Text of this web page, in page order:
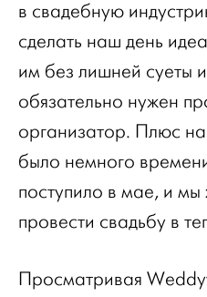
в свадебную
сделать наш день
им без лишней суеты
обязательно нужен
организатор. Плюс на
было немного
поступило в мае, и мы
провести свадьбу в
Просматривая